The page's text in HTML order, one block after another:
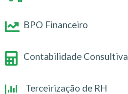
BPO Financeiro
Contabilidade Consultiva
Terceirização de RH